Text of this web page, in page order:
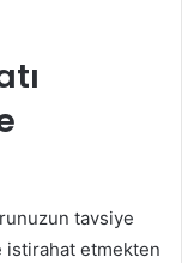
tavsiye
istirahat etmekten